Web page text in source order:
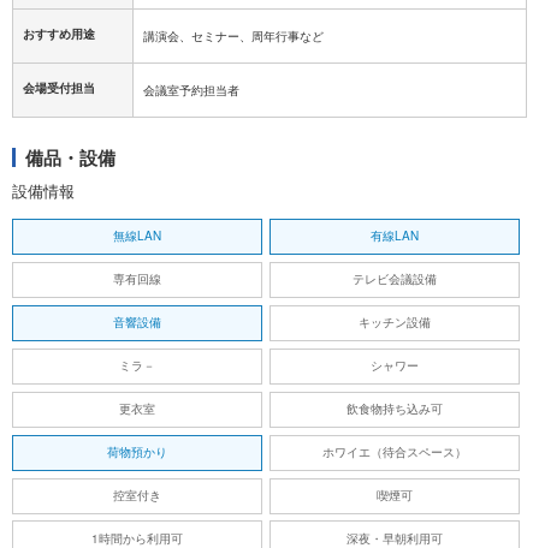
おすすめ用途 講演会、セミナー、周年行事など
会場受付担当 会議室予約担当者
備品・設備
設備情報
無線LAN 有線LAN
専有回線 テレビ会議設備
音響設備 キッチン設備
ミラ－ シャワー
更衣室 飲食物持ち込み可
荷物預かり ホワイエ（待合スペース）
控室付き 喫煙可
1時間から利用可 深夜・早朝利用可